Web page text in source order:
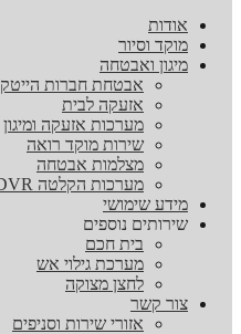
אודות
מוקד וסיור
מיגון ואבטחה
אבטחת חברות הייטק
אזעקה לבית
מערכות אזעקה ומיגון
שירות מוקד רואה
מצלמות אבטחה
מערכות הקלטה NVR – DVR
מידע שימושי
שירותים נוספים
בית חכם
מערכת גילוי אש
לחצן מצוקה
צור קשר
אזורי שירות וסניפים